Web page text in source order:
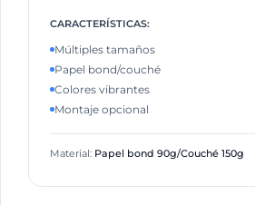
CARACTERÍSTICAS:
Múltiples tamaños
Papel bond/couché
Colores vibrantes
Montaje opcional
Material: Papel bond 90g/Couché 150g